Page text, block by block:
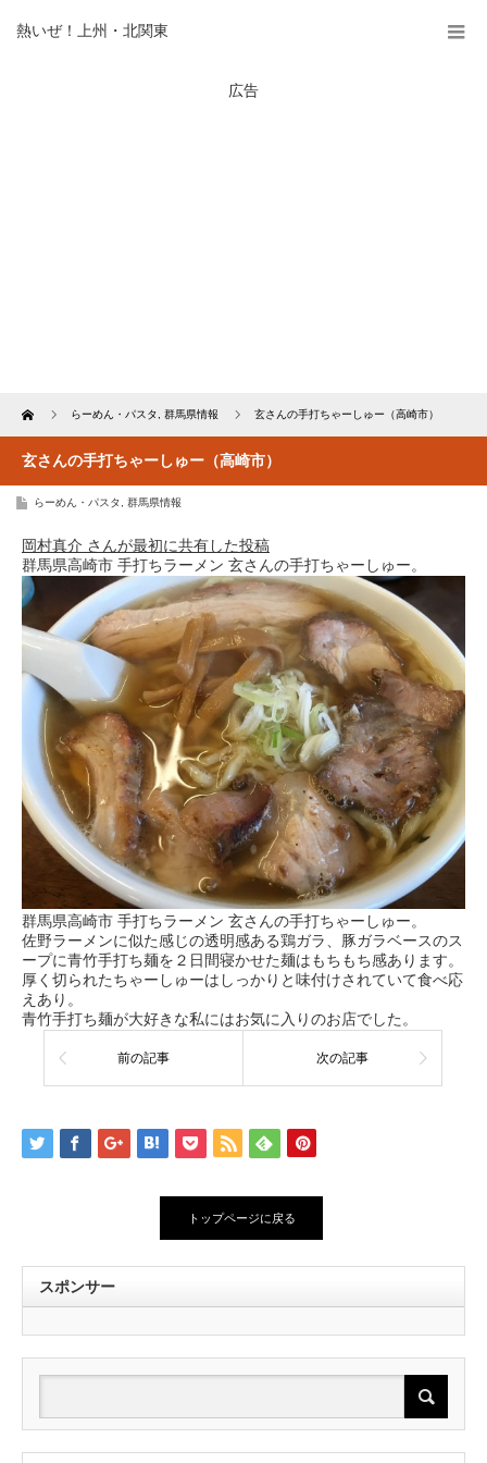
熱いぜ！上州・北関東
広告
Home らーめん・パスタ 群馬県情報 玄さんの手打ちゃーしゅー（高崎市）
玄さんの手打ちゃーしゅー（高崎市）
らーめん・パスタ 群馬県情報
岡村真介 さんが最初に共有した投稿
群馬県高崎市 手打ちラーメン 玄さんの手打ちゃーしゅー。
群馬県高崎市 手打ちラーメン 玄さんの手打ちゃーしゅー。
佐野ラーメンに似た感じの透明感ある鶏ガラ、豚ガラベースのス
ープに青竹手打ち麺を２日間寝かせた麺はもちもち感あります。
厚く切られたちゃーしゅーはしっかりと味付けされていて食べ応
えあり。
青竹手打ち麺が大好きな私にはお気に入りのお店でした。
前の記事 次の記事
トップページに戻る
スポンサー